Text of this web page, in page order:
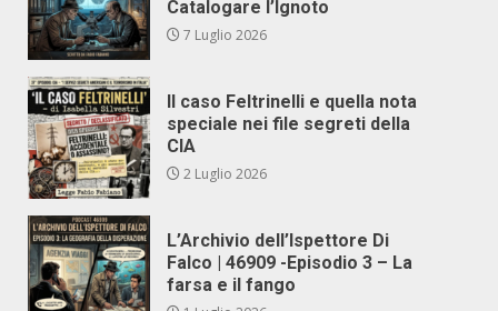
Catalogare l’Ignoto
7 Luglio 2026
Il caso Feltrinelli e quella nota
speciale nei file segreti della
CIA
2 Luglio 2026
L’Archivio dell’Ispettore Di
Falco | 46909 -Episodio 3 – La
farsa e il fango